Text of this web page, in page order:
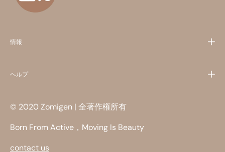
情報
ヘルプ
© 2020 Zomigen | 全著作権所有
Born From Active，Moving Is Beauty
contact us